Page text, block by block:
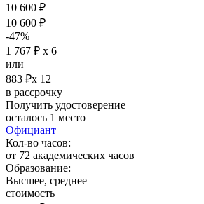
10 600 ₽
10 600 ₽
-47%
1 767 ₽ х 6
или
883 ₽х 12
в рассрочку
Получить удостоверение
осталось 1 место
Официант
Кол-во часов:
от 72 академических часов
Образование:
Высшее, среднее
стоимость